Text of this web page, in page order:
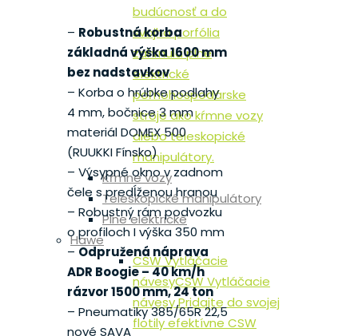
budúcnosť a do
svojho porfólia
zahrnula plne
elektrické
poľnohospodárske
stroje ako kŕmne vozy
alebo teleskopické
manipulátory.
Kŕmne vozy
Teleskopické manipulátory
Plne elektrické
Hawe
CSW Vytláčacie
návesyCSW Vytláčacie
návesy Pridajte do svojej
flotily efektívne CSW
– Robustná korba
základná výška 1600 mm
bez nadstavkov
– Korba o hrúbke podlahy
4 mm, bočnice 3 mm
materiál DOMEX 500
(RUUKKI Fínsko)
– Výsypné okno v zadnom
čele s predĺženou hranou
– Robustný rám podvozku
o profiloch I výška 350 mm
– Odpružená náprava
ADR Boogie – 40 km/h
rázvor 1500 mm, 24 ton
– Pneumatiky 385/65R 22,5
nové SAVA